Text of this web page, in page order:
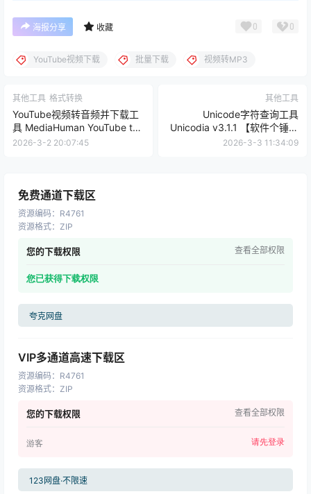
海报分享 收藏 0 0
YouTube视频下载 批量下载 视频转MP3
其他工具 格式转换
YouTube视频转音频并下载工
具 MediaHuman YouTube to
MP3 v3.9.18(2802) 【软件个
2026-3-2 20:07:45
其他工具
Unicode字符查询工具
Unicodia v3.1.1 【软件个锤子
·R4752】
2026-3-3 11:34:09
免费通道下载区
资源编码： R4761
资源格式： ZIP
您的下载权限 查看全部权限
您已获得下载权限
夸克网盘
VIP多通道高速下载区
资源编码： R4761
资源格式： ZIP
您的下载权限 查看全部权限
游客 请先登录
123网盘·不限速